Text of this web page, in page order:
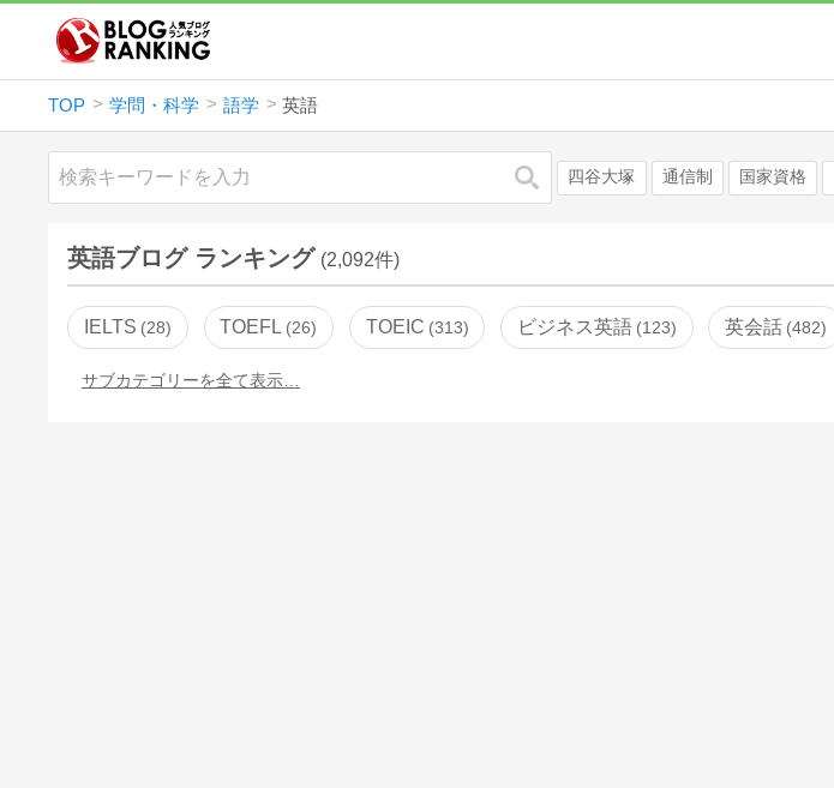
TOP 学問・科学 語学 英語
検索 四谷大塚 通信制 国家資格
英語ブログ ランキング (2,092件)
IELTS 28 TOEFL 26 TOEIC 313 ビジネス英語 123 英会話 482
サブカテゴリーを全て表示…